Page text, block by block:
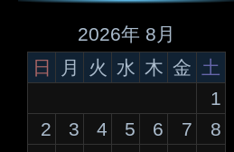
2026年 8月
日
月 火 水 木 金 土
1
2
3 4 5 6 7
8